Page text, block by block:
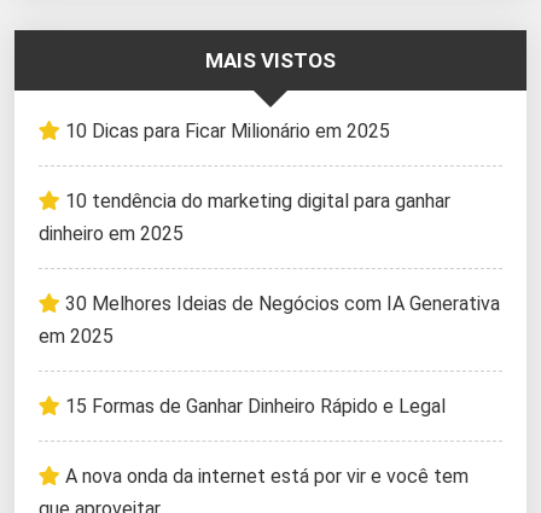
MAIS VISTOS
10 Dicas para Ficar Milionário em 2025
10 tendência do marketing digital para ganhar
dinheiro em 2025
30 Melhores Ideias de Negócios com IA Generativa
em 2025
15 Formas de Ganhar Dinheiro Rápido e Legal
A nova onda da internet está por vir e você tem